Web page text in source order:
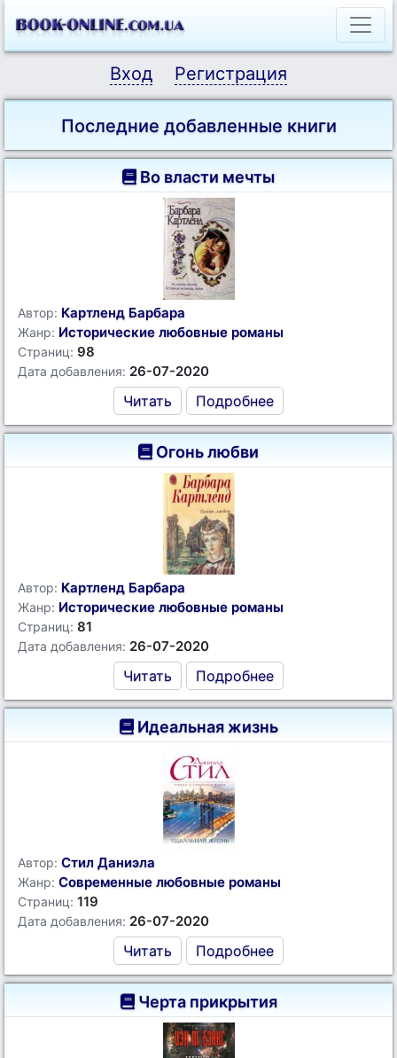
Вход Регистрация
Последние добавленные книги
Во власти мечты
Автор: Картленд Барбара
Жанр: Исторические любовные романы
Страниц: 98
Дата добавления: 26-07-2020
Читать Подробнее
Огонь любви
Автор: Картленд Барбара
Жанр: Исторические любовные романы
Страниц: 81
Дата добавления: 26-07-2020
Читать Подробнее
Идеальная жизнь
Автор: Стил Даниэла
Жанр: Современные любовные романы
Страниц: 119
Дата добавления: 26-07-2020
Читать Подробнее
Черта прикрытия